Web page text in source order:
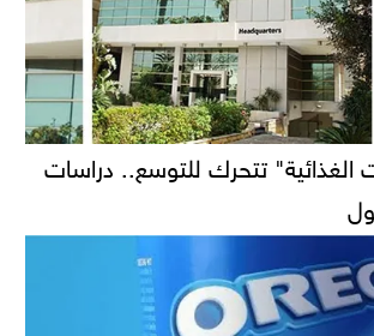
الغذائية" تتحرك للتوسع.. دراسات